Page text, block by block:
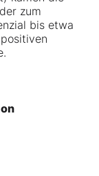
zum
bis etwa